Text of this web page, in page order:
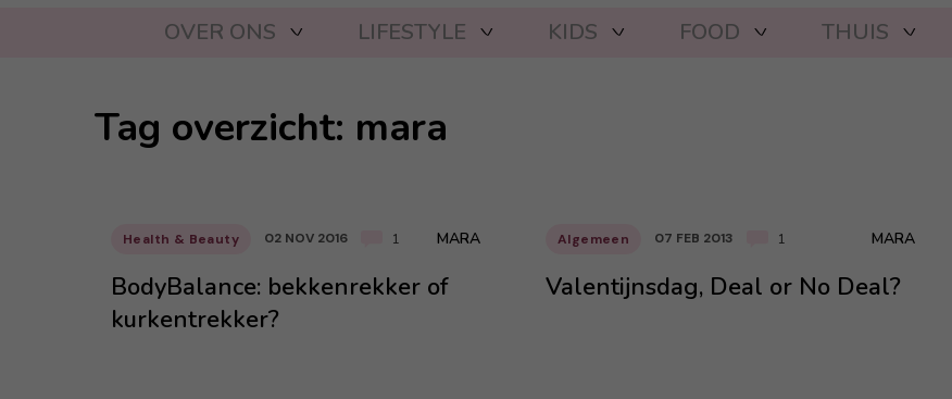
OVER ONS LIFESTYLE KIDS FOOD THUIS
Tag overzicht: mara
Health & Beauty 02 NOV 2016 1 MARA
BodyBalance: bekkenrekker of
kurkentrekker?
Algemeen 07 FEB 2013 1 MARA
Valentijnsdag, Deal or No Deal?